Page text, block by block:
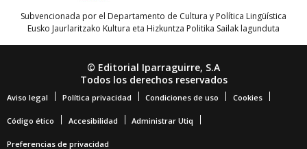
Subvencionada por el Departamento de Cultura y Política Lingüística
Eusko Jaurlaritzako Kultura eta Hizkuntza Politika Sailak lagunduta
© Editorial Iparraguirre, S.A
Todos los derechos reservados
Aviso legal Política privacidad Condiciones de uso Cookies
Código ético Accesibilidad Administrar Utiq
Preferencias de privacidad